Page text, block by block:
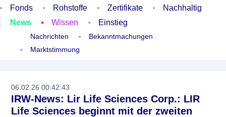
Fonds
Rohstoffe Zertifikate
Nachhaltig
News
Wissen Einstieg
Nachrichten
Bekanntmachungen
Marktstimmung
06.02.26 00:42:43
IRW-News: Lir Life Sciences Corp.: LIR
Life Sciences beginnt mit der zweiten